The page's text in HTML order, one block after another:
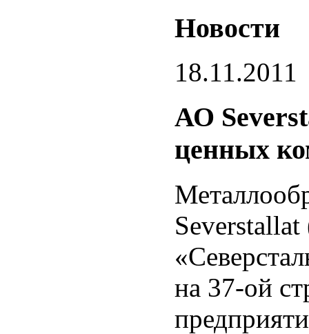
Новости
18.11.2011
АО
ценных
Severstallat
на 37-ой